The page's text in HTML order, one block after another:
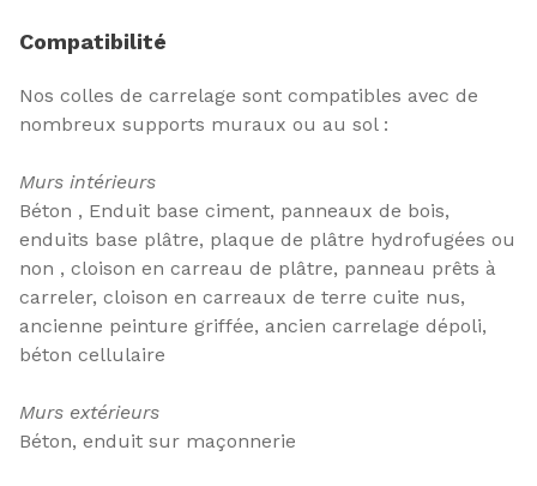
Compatibilité
Nos colles de carrelage sont compatibles avec de
nombreux supports muraux ou au sol :
Murs intérieurs
Béton , Enduit base ciment, panneaux de bois,
enduits base plâtre, plaque de plâtre hydrofugées ou
non , cloison en carreau de plâtre, panneau prêts à
carreler, cloison en carreaux de terre cuite nus,
ancienne peinture griffée, ancien carrelage dépoli,
béton cellulaire
Murs extérieurs
Béton, enduit sur maçonnerie